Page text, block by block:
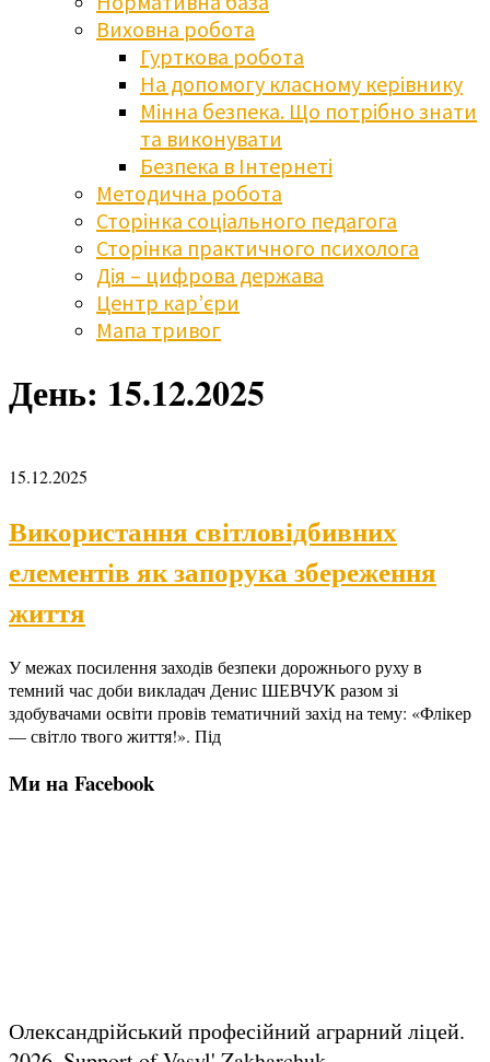
Виховна робота
Гурткова робота
На допомогу класному керівнику
Мінна безпека. Що потрібно знати
та виконувати
Безпека в Інтернеті
Методична робота
Сторінка соціального педагога
Сторінка практичного психолога
Дія – цифрова держава
Центр кар’єри
Мапа тривог
День: 15.12.2025
15.12.2025
Використання світловідбивних
елементів як запорука збереження
життя
У межах посилення заходів безпеки дорожнього руху в
темний час доби викладач Денис ШЕВЧУК разом зі
здобувачами освіти провів тематичний захід на тему: «Флікер
— світло твого життя!». Під
Ми на Facebook
Олександрійський професійний аграрний ліцей.